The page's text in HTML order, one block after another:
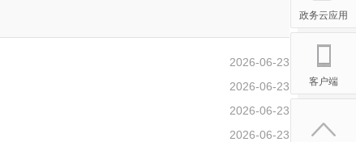
2026-06-23
2026-06-23
2026-06-23
2026-06-23
政务云应用
客户端